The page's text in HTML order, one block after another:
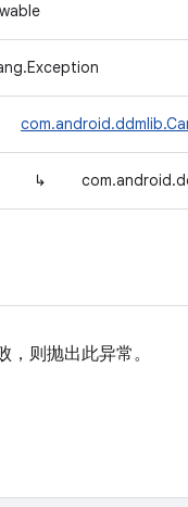
↳
则抛出此异常。